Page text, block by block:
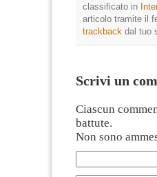
classificato in
articolo tramite il
trackback dal tuo
Scrivi un
Ciascun
battute.
Non sono